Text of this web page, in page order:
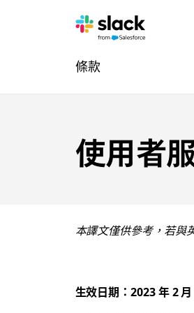
使用者
其
條款頁
本譯文僅供參考，若與
生效日期：2023 年 2